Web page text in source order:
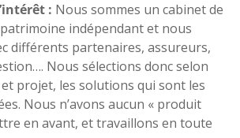
: Nous sommes un cabinet de
indépendant et nous
différents partenaires, assureurs,
Nous sélections donc selon
projet, les solutions qui sont les
Nous n’avons aucun « produit
en avant, et travaillons en toute